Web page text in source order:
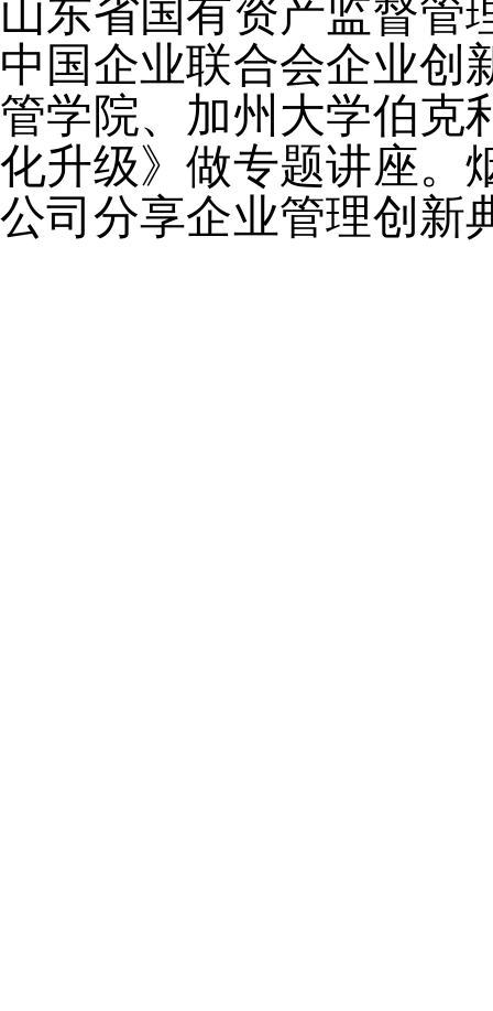
山东省国有资产监督管
中国企业联合会企业创
管学院、加州大学伯克
化升级》做专题讲座。
公司分享企业管理创新